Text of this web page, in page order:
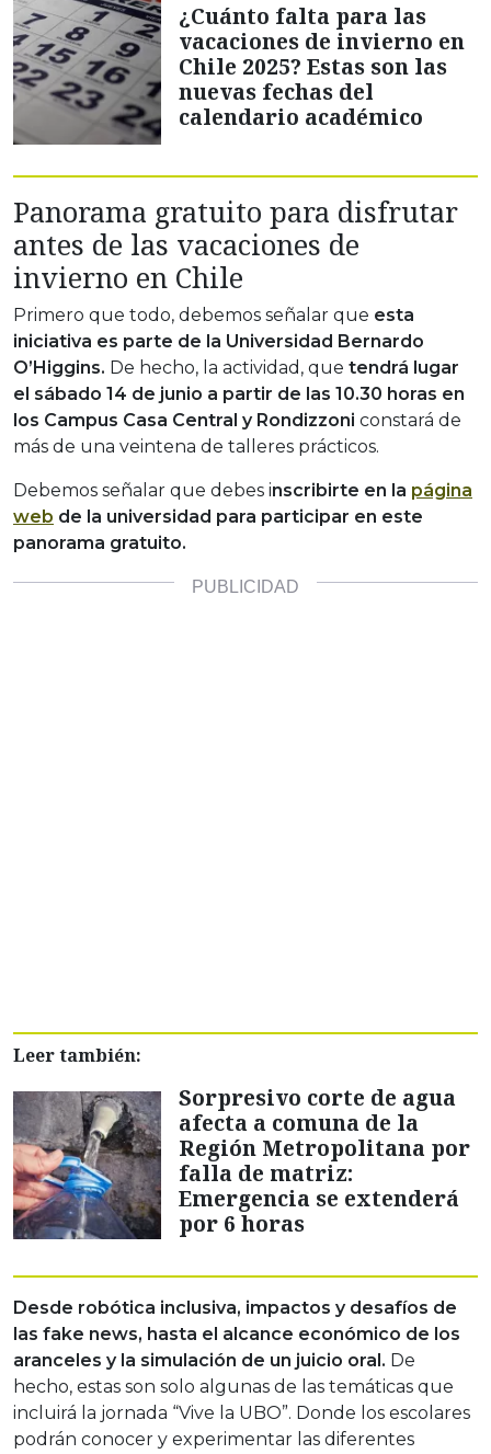
¿Cuánto falta para las
vacaciones de invierno en
Chile 2025? Estas son las
nuevas fechas del
calendario académico
Panorama gratuito para disfrutar
antes de las vacaciones de
invierno en Chile
Primero que todo, debemos señalar que esta
iniciativa es parte de la Universidad Bernardo
O’Higgins. De hecho, la actividad, que tendrá lugar
el sábado 14 de junio a partir de las 10.30 horas en
los Campus Casa Central y Rondizzoni constará de
más de una veintena de talleres prácticos.
Debemos señalar que debes inscribirte en la página
web de la universidad para participar en este
panorama gratuito.
Leer también:
Sorpresivo corte de agua
afecta a comuna de la
Región Metropolitana por
falla de matriz:
Emergencia se extenderá
por 6 horas
Desde robótica inclusiva, impactos y desafíos de
las fake news, hasta el alcance económico de los
aranceles y la simulación de un juicio oral. De
hecho, estas son solo algunas de las temáticas que
incluirá la jornada “Vive la UBO”. Donde los escolares
podrán conocer y experimentar las diferentes